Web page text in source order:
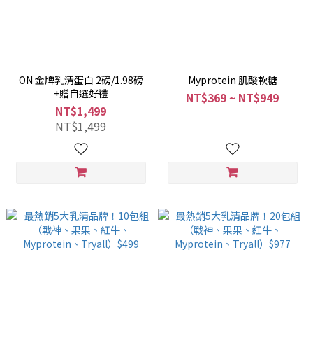
ON 金牌乳清蛋白 2磅/1.98磅
+贈自選好禮
NT$1,499
NT$1,499
Myprotein 肌酸軟糖
NT$369 ~ NT$949